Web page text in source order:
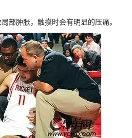
部肿胀，触摸时会有明显的压痛。